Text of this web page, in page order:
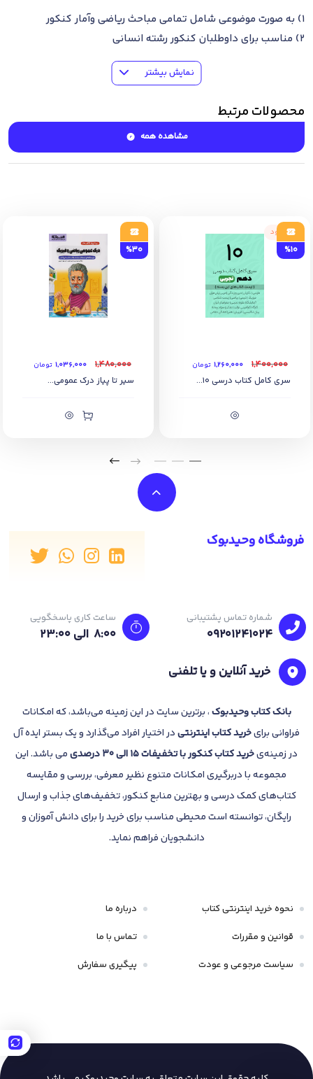
1) به صورت موضوعی شامل تمامی مباحث ریاضی وآمار کنکور
2) مناسب برای داوطلبان کنکور رشته انسانی
6) همراه با سوالات کنکور سراسری جدید رشته انسانی
8) روش های تستی برای حل مسائل
نمایش بیشتر
محصولات مرتبط
مشاهده همه
ناموجود
%10
۱,۴۰۰,۰۰۰ ۱,۲۶۰,۰۰۰ تومان
سری کامل کتاب درسی 10...
%30
۱,۴۸۰,۰۰۰ ۱,۰۳۶,۰۰۰ تومان
سیر تا پیاز درک عمومی...
فروشگاه وحیدبوک
شماره تماس پشتیبانی
09201241024
ساعت کاری پاسخگویی
8:00 الی 23:۰۰
خرید آنلاین و یا تلفنی
بانککتاب وحیدبوک، برترین سایت در این زمینه می‌باشد، که امکانات
فراوانی برایخرید کتاباینترنتیدر اختیار افراد می‌گذارد و یک بستر ایده آل
در زمینه‌یخرید کتاب کنکور با تخفیفات 15 الی 30 درصدی
می باشد. این
مجموعه با دربرگیری امکانات متنوع نظیر معرفی، بررسی و مقایسه
کتاب‌های کمک درسی و بهترین منابع کنکور، تخفیف‌های جذاب و ارسال
رایگان، توانسته است محیطی مناسب برای خرید را برای دانش آموزان و
دانشجویان فراهم نماید.
نحوه خرید اینترنتی کتاب
قوانین و مقررات
سیاست مرجوعی و عودت
درباره ما
تماس با ما
پیگیری سفارش